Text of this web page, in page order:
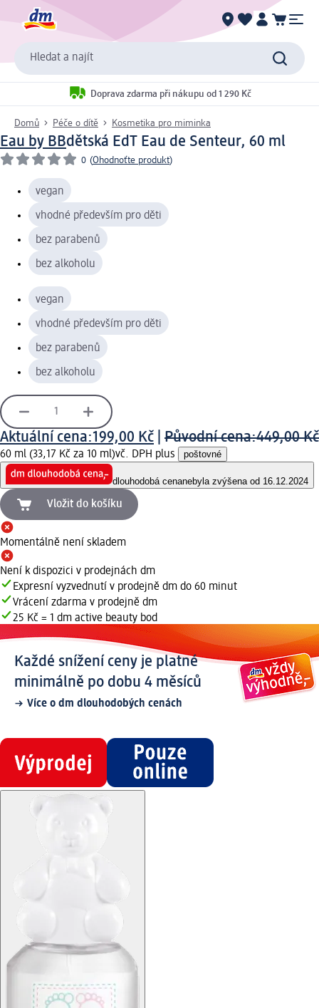
Hledat a najít
Doprava zdarma při nákupu od 1 290 Kč
Domů Péče o dítě Kosmetika pro miminka
Eau by BBdětská EdT Eau de Senteur, 60 ml
0 (Ohodnoťte produkt)
vegan
vhodné především pro děti
bez parabenů
bez alkoholu
vegan
vhodné především pro děti
bez parabenů
bez alkoholu
Aktuální cena:199,00 Kč Původní cena:449,00 Kč
60 ml (33,17 Kč za 10 ml)vč. DPH plus poštovné
dlouhodobá cenanebyla zvýšena od 16.12.2024
Vložit do košíku
Momentálně není skladem
Není k dispozici v prodejnách dm
Expresní vyzvednutí v prodejně dm do 60 minut
Vrácení zdarma v prodejně dm
25 Kč = 1 dm active beauty bod
Každé snížení ceny je platné
minimálně po dobu 4 měsíců
Více o dm dlouhodobých cenách